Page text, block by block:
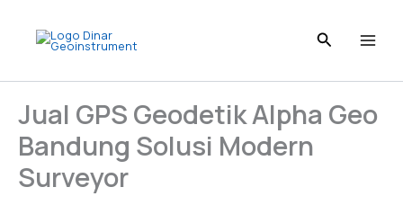
content
Jual GPS Geodetik Alpha Geo
Bandung Solusi Modern
Surveyor